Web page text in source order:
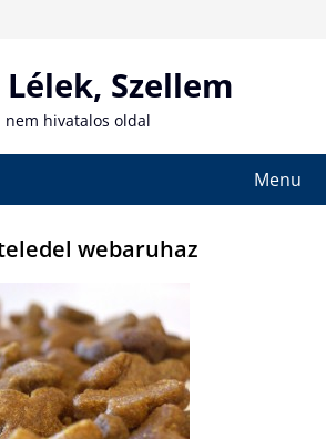
Szellem
nem hivatalos oldal
Menu
webaruhaz